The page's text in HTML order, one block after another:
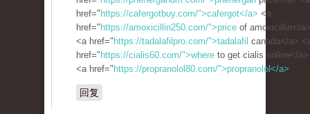
href=" https://cafergotbuy.com/">cafergot</a> <a
href=" https://amoxicillin250.com/">price of amoxicillin</a>
<a href=" https://tadalafilpro.com/">tadalafil canada</a>
href=" https://cialis60.com/">where to get cialis online</a>
<a href=" https://propranolol80.com/">propranolol</a>
回复